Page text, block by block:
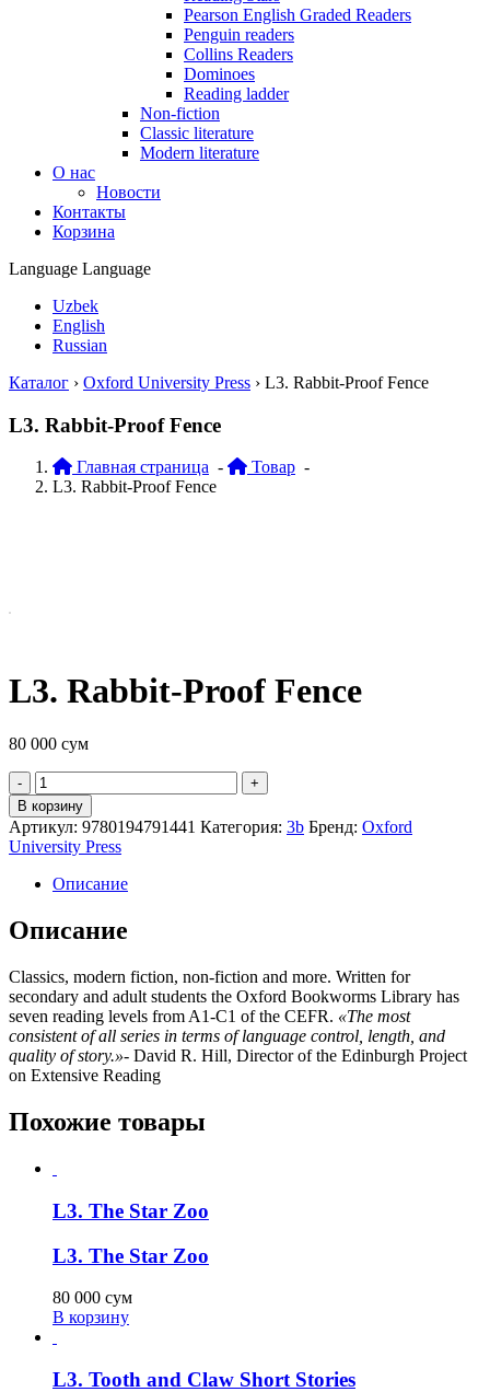
Pearson English Graded Readers
Penguin readers
Collins Readers
Dominoes
Reading ladder
Non-fiction
Classic literature
Modern literature
О нас
Новости
Контакты
Корзина
Language Language
Uzbek
English
Russian
Каталог › Oxford University Press › L3. Rabbit-Proof Fence
L3. Rabbit-Proof Fence
Главная страница - Товар -
L3. Rabbit-Proof Fence
L3. Rabbit-Proof Fence
80 000 сум
Quantity
В корзину
Артикул: 9780194791441 Категория: 3b Бренд: Oxford
University Press
Описание
Описание
Classics, modern fiction, non-fiction and more. Written for
secondary and adult students the Oxford Bookworms Library has
seven reading levels from A1-C1 of the CEFR. «The most
consistent of all series in terms of language control, length, and
quality of story.»- David R. Hill, Director of the Edinburgh Project
on Extensive Reading
Похожие товары
L3. The Star Zoo
L3. The Star Zoo
80 000 сум
В корзину
L3. Tooth and Claw Short Stories